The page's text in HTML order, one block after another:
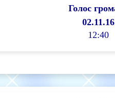
Голос
02.11.16
12:40